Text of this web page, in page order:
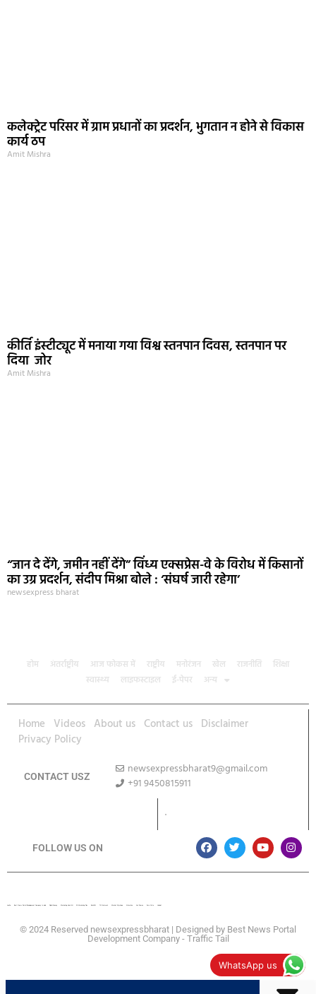
कलेक्ट्रेट परिसर में ग्राम प्रधानों का प्रदर्शन, भुगतान न होने से विकास
कार्य ठप
Amit Mishra
कीर्ति इंस्टीट्यूट में मनाया गया विश्व स्तनपान दिवस, स्तनपान पर
दिया जोर
Amit Mishra
“जान दे देंगे, जमीन नहीं देंगे” विंध्य एक्सप्रेस-वे के विरोध में किसानों
का उग्र प्रदर्शन, संदीप मिश्रा बोले : ‘संघर्ष जारी रहेगा’
newsexpress bharat
होम अंतर्राष्ट्रीय आज फोकस में राष्ट्रीय मनोरंजन खेल राजनीति
शिक्षा
स्वास्थ्य
लाइफस्टाइल ई-पेपर अन्य
Home Videos About us Contact us Disclaimer
Privacy Policy
CONTACT USZ
newsexpressbharat9@gmail.com
+91 9450815911
FOLLOW US ON
Lexifo Best News Portal Development Company In india Digital Convey Marketing Hack 4U 99 Marketing Tips Buzz4AI 7K Network Market Mystique Ai Assistica Ask Daman Earn Yatra
© 2024 Reserved newsexpressbharat | Designed by Best News Portal
Development Company- Traffic Tail
WhatsApp us